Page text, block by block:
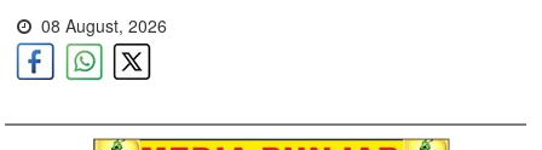
08 August, 2026